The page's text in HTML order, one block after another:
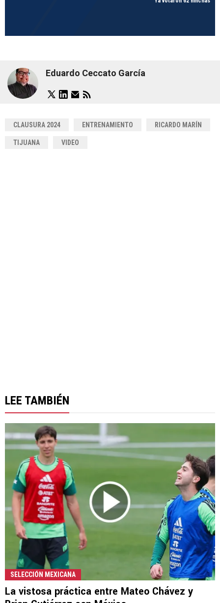
Eduardo Ceccato García
CLAUSURA 2024 ENTRENAMIENTO RICARDO MARÍN
TIJUANA VIDEO
LEE TAMBIÉN
SELECCIÓN MEXICANA
La vistosa práctica entre Mateo Chávez y